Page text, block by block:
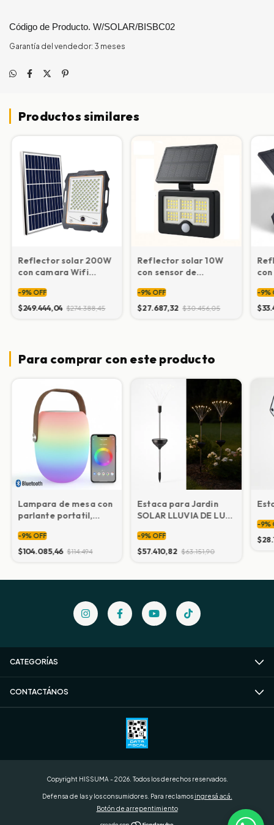
Código de Producto. W/SOLAR/BISBC02
Garantía del vendedor: 3 meses
Productos similares
Reflector solar 200W
con camara Wifi
-9% OFF
$249.444,04 $274.388,45
Reflector solar 10W
con sensor de
-9% OFF
$27.687,32 $30.456,05
-9%
Para comprar con este producto
Lampara de mesa con
parlante portatil,
-9% OFF
$104.085,46 $114.494
Estaca para Jardin
SOLAR LLUVIA DE LUZ
-9% OFF
$57.410,82 $63.151,90
-9%
CATEGORÍAS
CONTACTÁNOS
Copyright HISSUMA - 2026. Todos los derechos reservados.
Defensa de las y los consumidores. Para reclamos ingresá acá.
Botón de arrepentimiento